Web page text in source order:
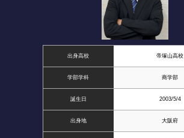
出身高校 帝塚山高校
学部学科 商学部
誕生日 2003/5/4
出身地 大阪府